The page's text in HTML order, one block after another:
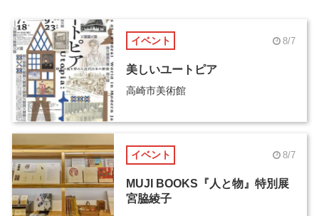
イベント 8/7
美しいユートピア
高崎市美術館
イベント 8/7
MUJI BOOKS『人と物』特別展
宮脇綾子